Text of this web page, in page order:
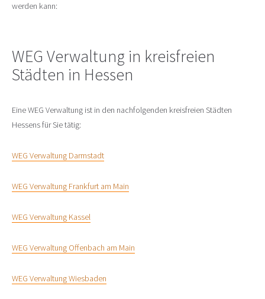
werden kann:
WEG Verwaltung in kreisfreien
Städten in Hessen
Eine WEG Verwaltung ist in den nachfolgenden kreisfreien Städten
Hessens für Sie tätig:
WEG Verwaltung Darmstadt
WEG Verwaltung Frankfurt am Main
WEG Verwaltung Kassel
WEG Verwaltung Offenbach am Main
WEG Verwaltung Wiesbaden